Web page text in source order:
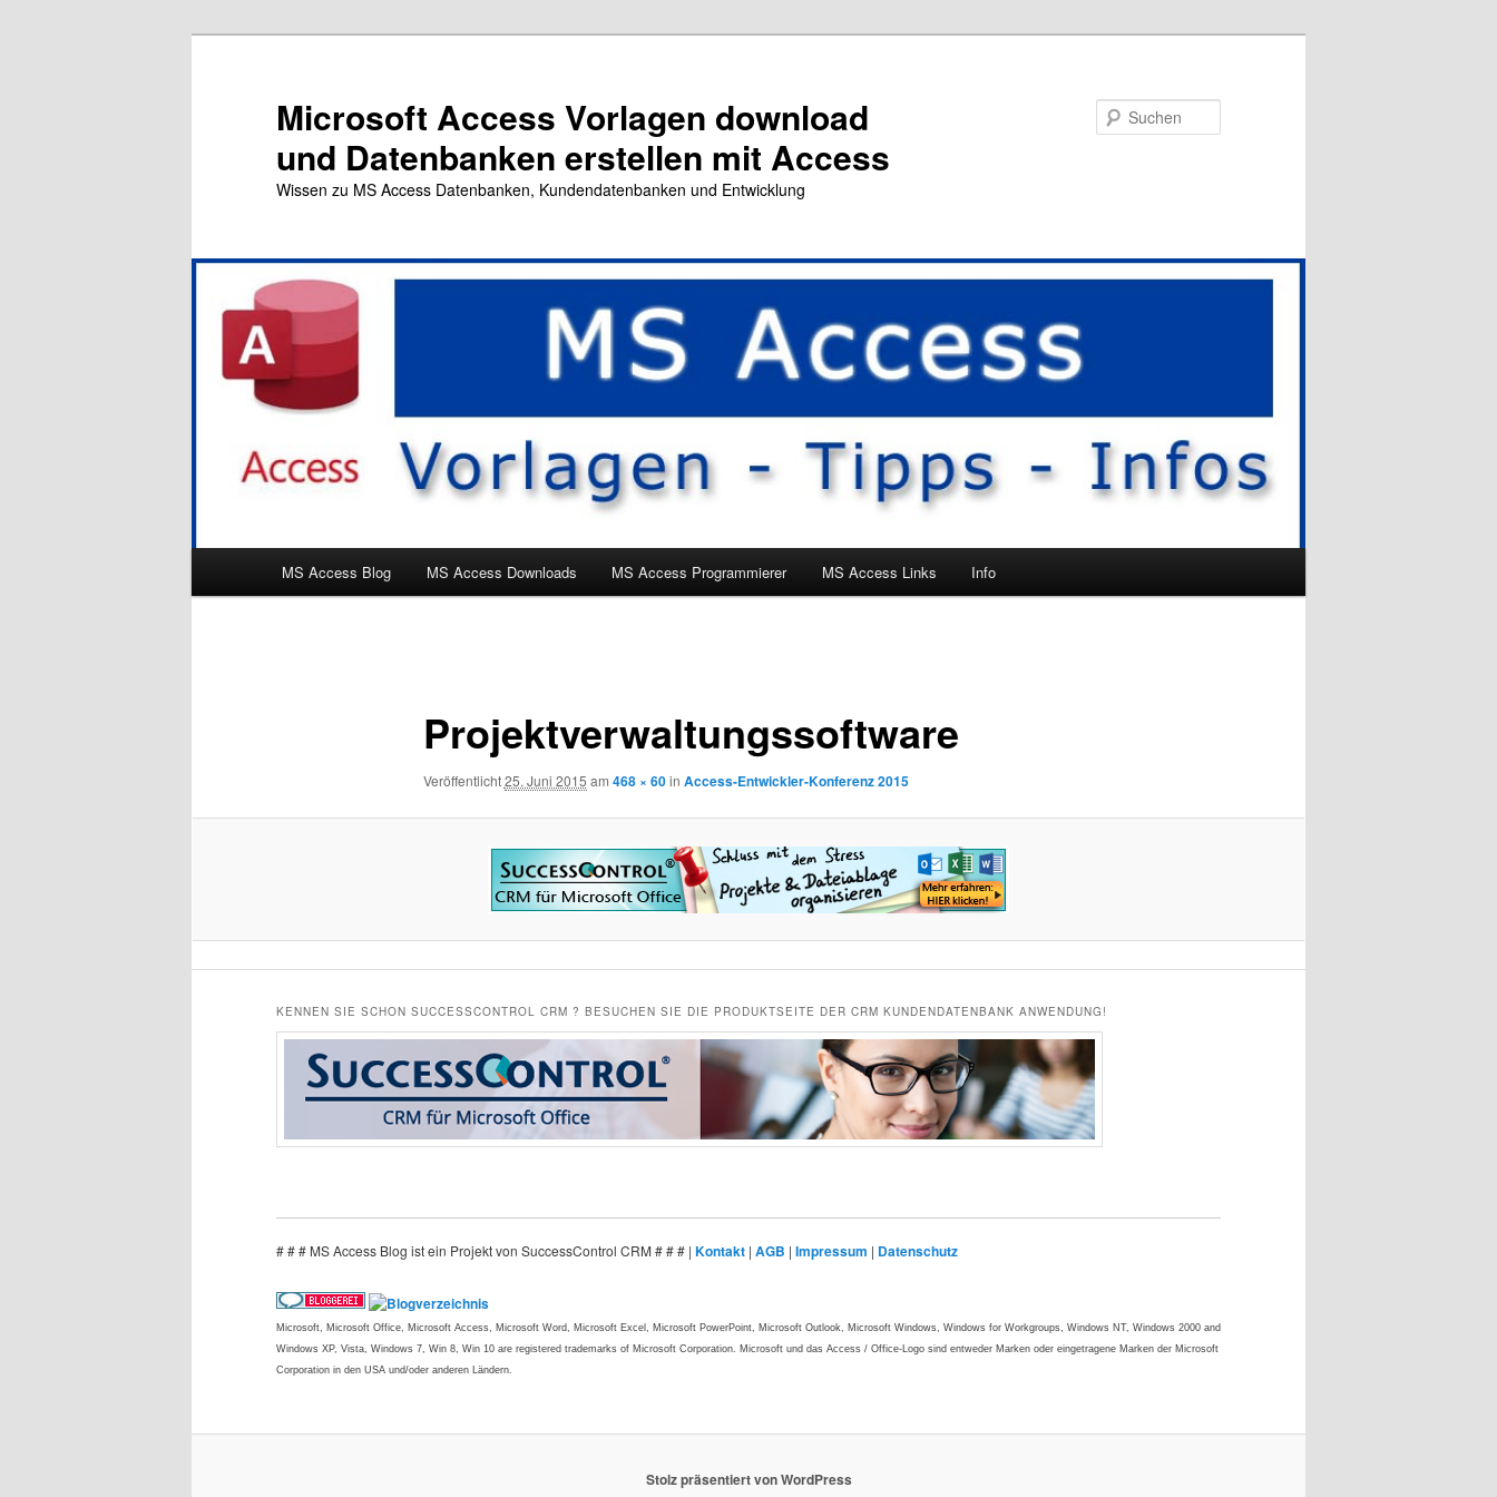
Microsoft Access Vorlagen download
und Datenbanken erstellen mit Access
Wissen zu MS Access Datenbanken, Kundendatenbanken und Entwicklung
MS Access Blog MS Access Downloads MS Access Programmierer MS Access Links Info
Projektverwaltungssoftware
Veröffentlicht25. Juni 2015 am 468 × 60in Access-Entwickler-Konferenz 2015
KENNEN SIE SCHON SUCCESSCONTROL CRM ? BESUCHEN SIE DIE PRODUKTSEITE DER CRM KUNDENDATENBANK ANWENDUNG!
# # # MS Access Blog ist ein Projekt von SuccessControl CRM # # # | Kontakt | AGB | Impressum | Datenschutz
Microsoft, Microsoft Office, Microsoft Access, Microsoft Word, Microsoft Excel, Microsoft PowerPoint, Microsoft Outlook, Microsoft Windows, Windows for Workgroups, Windows NT, Windows 2000 and
Windows XP, Vista, Windows 7, Win 8, Win 10 are registered trademarks of Microsoft Corporation. Microsoft und das Access / Office-Logo sind entweder Marken oder eingetragene Marken der Microsoft
Corporation in den USA und/oder anderen Ländern.
Stolz präsentiert von WordPress